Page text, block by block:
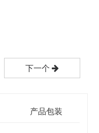
下一个
产品包装